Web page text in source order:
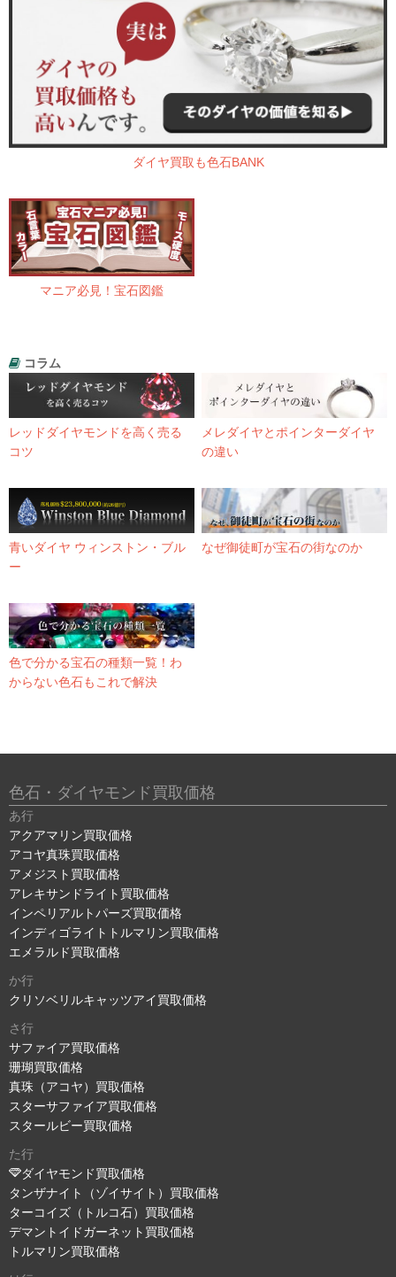
ダイヤ買取も色石BANK
マニア必見！宝石図鑑
コラム
レッドダイヤモンドを高く売る
コツ
メレダイヤとポインターダイヤ
の違い
青いダイヤ ウィンストン・ブル
ー
なぜ御徒町が宝石の街なのか
色で分かる宝石の種類一覧！わ
からない色石もこれで解決
色石・ダイヤモンド買取価格
あ行
アクアマリン買取価格
アコヤ真珠買取価格
アメジスト買取価格
アレキサンドライト買取価格
インペリアルトパーズ買取価格
インディゴライトトルマリン買取価格
エメラルド買取価格
か行
クリソベリルキャッツアイ買取価格
さ行
サファイア買取価格
珊瑚買取価格
真珠（アコヤ）買取価格
スターサファイア買取価格
スタールビー買取価格
た行
ダイヤモンド買取価格
タンザナイト（ゾイサイト）買取価格
ターコイズ（トルコ石）買取価格
デマントイドガーネット買取価格
トルマリン買取価格